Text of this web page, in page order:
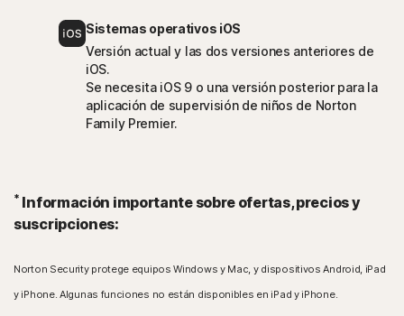
Sistemas operativos iOS
Versión actual y las dos versiones anteriores de
iOS.
Se necesita iOS 9 o una versión posterior para la
aplicación de supervisión de niños de Norton
Family Premier.
* Información importante sobre ofertas, precios y
suscripciones:
Norton Security protege equipos Windows y Mac, y dispositivos Android, iPad
y iPhone. Algunas funciones no están disponibles en iPad y iPhone.